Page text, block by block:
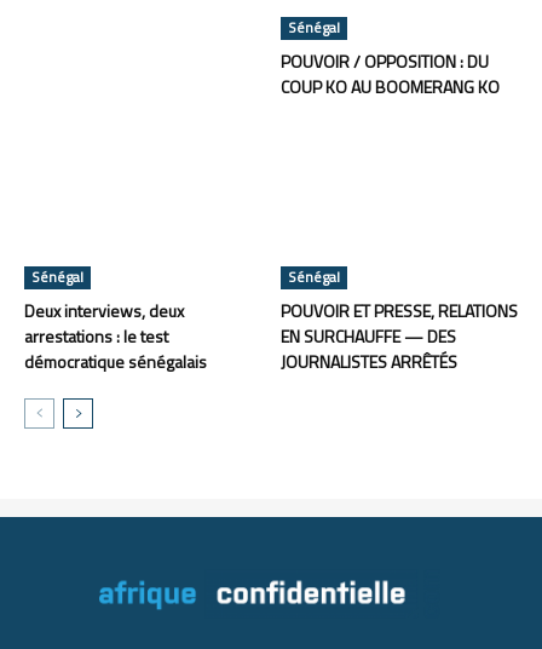
Sénégal
POUVOIR / OPPOSITION : DU
COUP KO AU BOOMERANG KO
Sénégal
Deux interviews, deux
arrestations : le test
démocratique sénégalais
Sénégal
POUVOIR ET PRESSE, RELATIONS
EN SURCHAUFFE — DES
JOURNALISTES ARRÊTÉS